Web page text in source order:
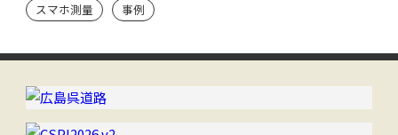
スマホ測量
事例